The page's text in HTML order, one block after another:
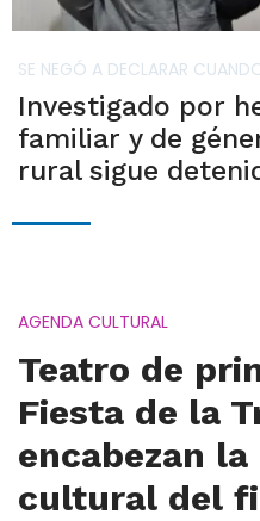
SE NEGÓ A DECLARAR
Investigado por
familiar y de
rural sigue
AGENDA CULTURAL
Teatro de
Fiesta de la
encabezan la
cultural del